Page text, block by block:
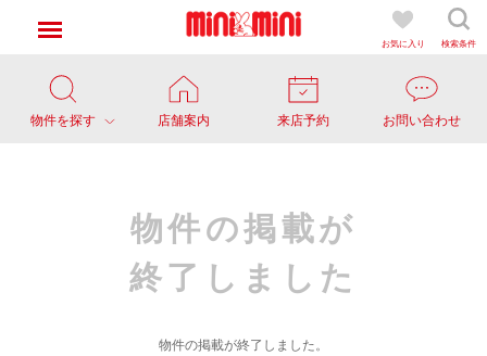
お気に入り 検索条件
物件を探す 店舗案内 来店予約 お問い合わせ
物件の掲載が
終了しました
物件の掲載が終了しました。